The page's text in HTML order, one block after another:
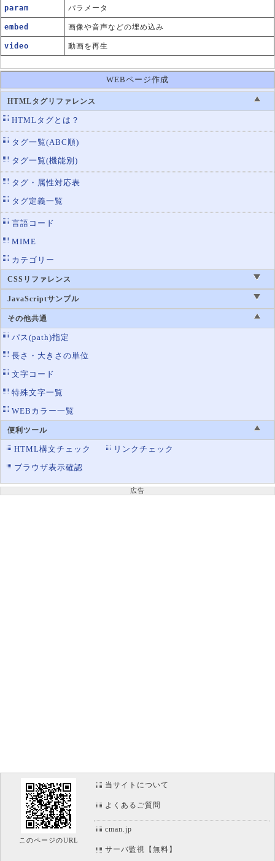
param パラメータ
embed 画像や音声などの埋め込み
video 動画を再生
WEBページ作成
HTMLタグリファレンス
HTMLタグとは？
タグ一覧(ABC順)
タグ一覧(機能別)
タグ・属性対応表
タグ定義一覧
言語コード
MIME
カテゴリー
CSSリファレンス
JavaScriptサンプル
その他共通
パス(path)指定
長さ・大きさの単位
文字コード
特殊文字一覧
WEBカラー一覧
便利ツール
HTML構文チェック
リンクチェック
ブラウザ表示確認
広告
このページのURL
当サイトについて
よくあるご質問
cman.jp
サーバ監視【無料】